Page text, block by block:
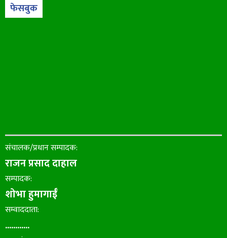
फेसबुक
संचालक/प्रधान सम्पादक:
राजन प्रसाद दाहाल
सम्पादक:
शोभा हुमागाईँ
सम्वाददाता:
............